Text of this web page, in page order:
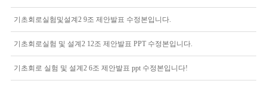
기초회로실험및설계2 9조 제안발표 수정본입니다.
기초회로실험 및 설계2 12조 제안발표 PPT 수정본입니다.
기초회로 실험 및 설계2 6조 제안발표 ppt 수정본입니다!